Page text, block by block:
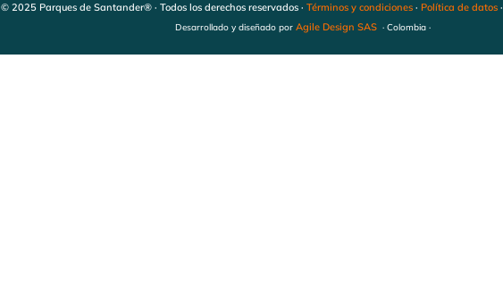
© 2025 Parques de Santander® · Todos los derechos reservados · Términos y condiciones· Política de datos·
Desarrollado y diseñado por Agile Design SAS · Colombia ·